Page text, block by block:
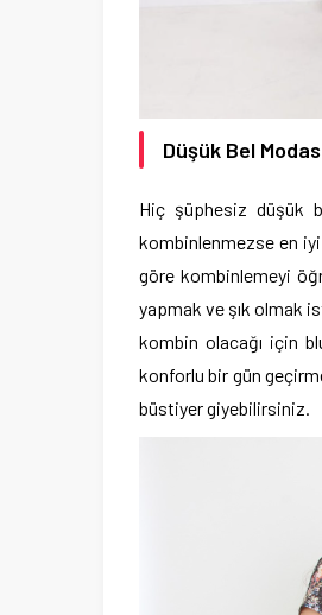
Düşük Bel
Hiç şüphesiz düşük
kombinlenmezse en
göre kombinlemeyi
yapmak ve şık olmak
kombin olacağı için
konforlu bir gün
büstiyer giyebilirsiniz.